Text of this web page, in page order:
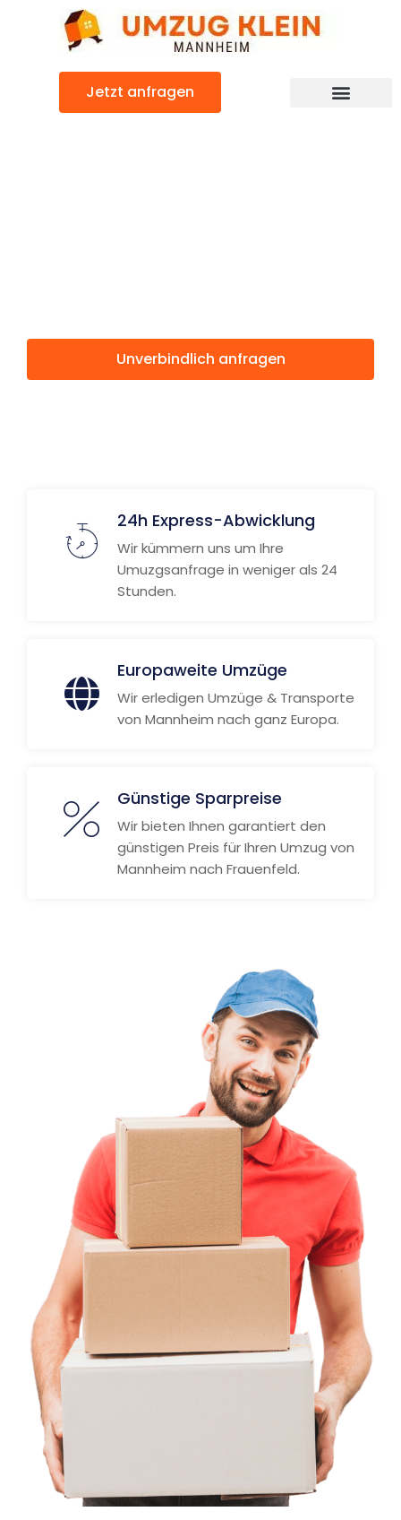
Jetzt anfragen
Unverbindlich anfragen
24h Express-Abwicklung
Wir kümmern uns um Ihre
Umuzgsanfrage in weniger als 24
Stunden.
Europaweite Umzüge
Wir erledigen Umzüge & Transporte
von Mannheim nach ganz Europa.
Günstige Sparpreise
Wir bieten Ihnen garantiert den
günstigen Preis für Ihren Umzug von
Mannheim nach Frauenfeld.